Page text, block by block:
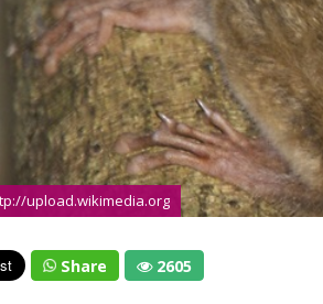
upload.wikimedia.org
Share 2605